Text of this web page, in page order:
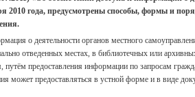
2010 года, предусмотрены способы, формы и
о деятельности органов местного
отведенных местах, в библиотечных или
путём предоставления информации по запросам
может предоставляться в устной форме и в виде